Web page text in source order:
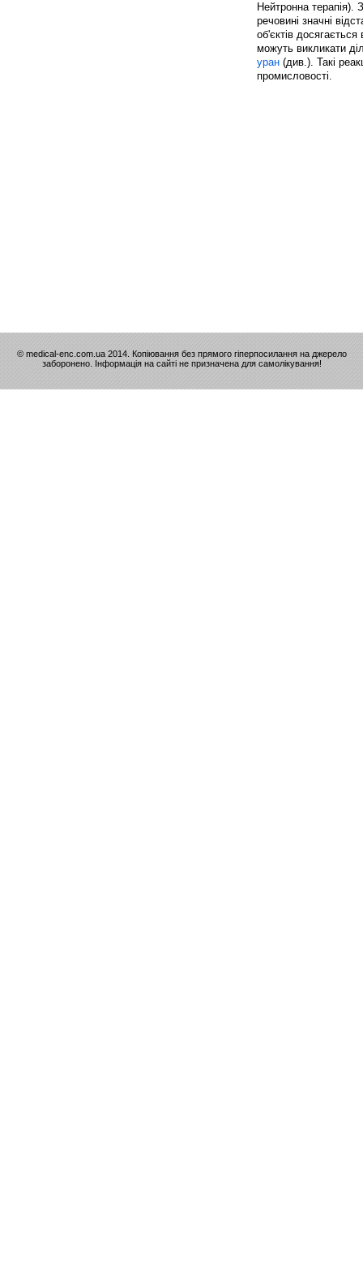
Нейтронна терапія).
речовині значні
об'єктів досягається
можуть викликати
уран (див.). Такі
промисловості.
© medical-enc.com.ua 2014. Копіювання без прямого гіперпосилання на джерело
заборонено. Інформація на сайті не призначена для самолікування!